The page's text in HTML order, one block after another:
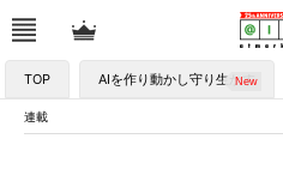
TOP AIを作り動かし守り生かす
連載